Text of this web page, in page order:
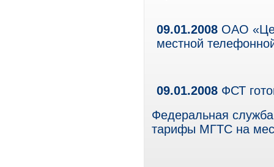
09.01.2008 ОАО
местной
09.01.2008 ФСТ
Федеральная
тарифы МГТС на